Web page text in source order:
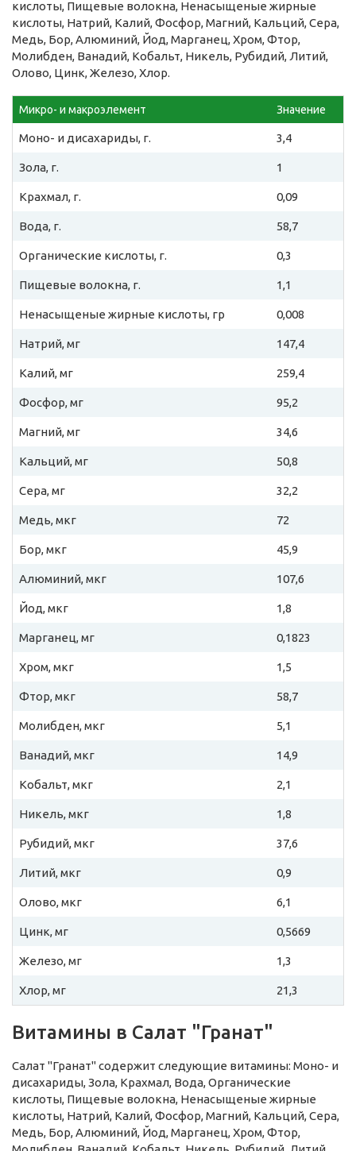
кислоты, Пищевые волокна, Ненасыщеные жирные
кислоты, Натрий, Калий, Фосфор, Магний, Кальций, Сера,
Медь, Бор, Алюминий, Йод, Марганец, Хром, Фтор,
Молибден, Ванадий, Кобальт, Никель, Рубидий, Литий,
Олово, Цинк, Железо, Хлор.
Микро- и макроэлемент Значение
Моно- и дисахариды, г. 3,4
Зола, г. 1
Крахмал, г. 0,09
Вода, г. 58,7
Органические кислоты, г. 0,3
Пищевые волокна, г. 1,1
Ненасыщеные жирные кислоты, гр 0,008
Натрий, мг 147,4
Калий, мг 259,4
Фосфор, мг 95,2
Магний, мг 34,6
Кальций, мг 50,8
Сера, мг 32,2
Медь, мкг 72
Бор, мкг 45,9
Алюминий, мкг 107,6
Йод, мкг 1,8
Марганец, мг 0,1823
Хром, мкг 1,5
Фтор, мкг 58,7
Молибден, мкг 5,1
Ванадий, мкг 14,9
Кобальт, мкг 2,1
Никель, мкг 1,8
Рубидий, мкг 37,6
Литий, мкг 0,9
Олово, мкг 6,1
Цинк, мг 0,5669
Железо, мг 1,3
Хлор, мг 21,3
Витамины в Салат "Гранат"
Салат "Гранат" содержит следующие витамины: Моно- и
дисахариды, Зола, Крахмал, Вода, Органические
кислоты, Пищевые волокна, Ненасыщеные жирные
кислоты, Натрий, Калий, Фосфор, Магний, Кальций, Сера,
Медь, Бор, Алюминий, Йод, Марганец, Хром, Фтор,